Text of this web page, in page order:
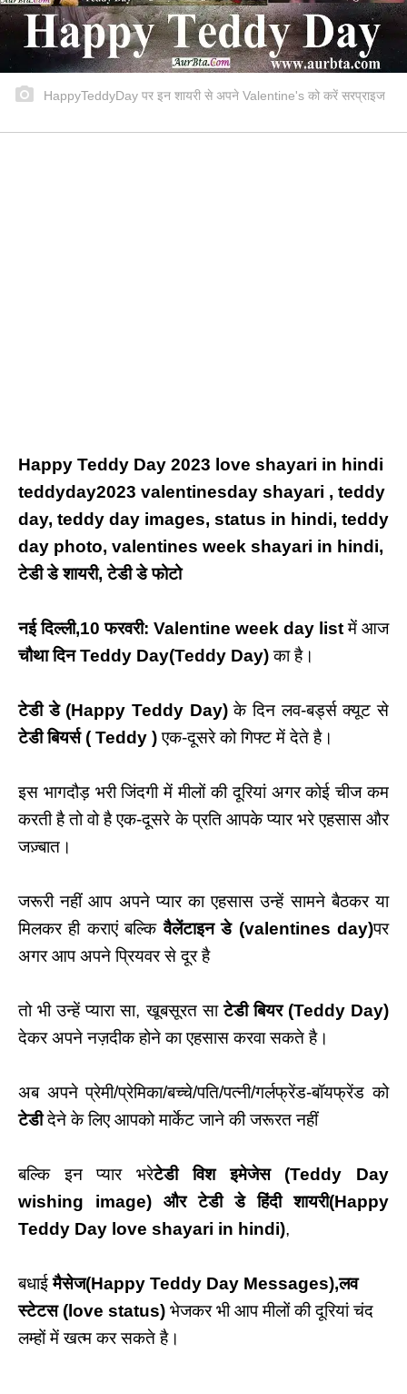
HappyTeddyDay पर इन शायरी से अपने Valentine's को करें सरप्राइज
Happy Teddy Day 2023 love shayari in hindi
teddyday2023 valentinesday shayari , teddy
day, teddy day images, status in hindi, teddy
day photo, valentines week shayari in hindi,
टेडी डे शायरी, टेडी डे फोटो
नई दिल्ली,10 फरवरी: Valentine week day listमें आज
चौथा दिनTeddy Day(Teddy Day)का है।
टेडी डे(Happy Teddy Day)के दिन लव-बर्ड्स क्यूट से
टेडी बियर्स ( Teddy )एक-दूसरे को गिफ्ट में देते है।
इस भागदौड़ भरी जिंदगी में मीलों की दूरियां अगर कोई चीज कम
करती है तो वो है एक-दूसरे के प्रति आपके प्यार भरे एहसास और
जज़्बात।
जरूरी नहीं आप अपने प्यार का एहसास उन्हें सामने बैठकर या
मिलकर ही कराएं बल्किवैलेंटाइन डे (valentines day)पर
अगर आप अपने प्रियवर से दूर है
तो भी उन्हें प्यारा सा, खूबसूरत साटेडी बियर(Teddy Day)
देकर अपने नज़दीक होने का एहसास करवा सकते है।
अब अपने प्रेमी/प्रेमिका/बच्चे/पति/पत्नी/गर्लफ्रेंड-बॉयफ्रेंड को
टेडीदेने के लिए आपको मार्केट जाने की जरूरत नहीं
बल्कि इन प्यार भरेटेडी विश इमेजेस (Teddy Day
wishing image) और टेडी डे हिंदी शायरी(Happy
Teddy Day love shayari in hindi),
बधाईमैसेज(Happy Teddy Day Messages),लव
स्टेटस( love status) भेजकर भी आप मीलों की दूरियां चंद
लम्हों में खत्म कर सकते है।